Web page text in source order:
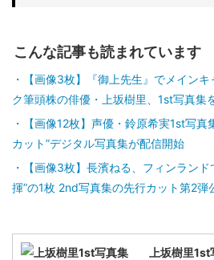
こんな記事も読まれています
【画像3枚】『御上先生』でメイン
ク筆頭株の俳優・上坂樹里、1st写真集
【画像12枚】声優・鈴原希実1st写
カット”デジタル写真集が配信開始
【画像3枚】長濱ねる、フィンラン
揮”の1枚 2nd写真集の先行カット第2弾
上坂樹里